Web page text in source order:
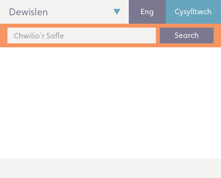
Dewislen Eng Cysylltwch
Search